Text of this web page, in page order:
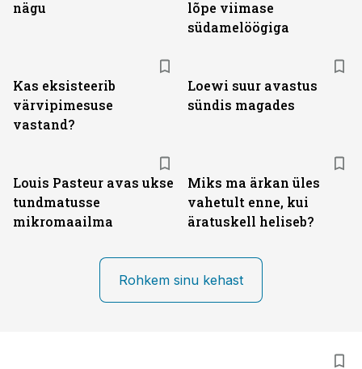
nägu
lõpe viimase
südamelöögiga
Kas eksisteerib
värvipimesuse
vastand?
Loewi suur avastus
sündis magades
Louis Pasteur avas ukse
tundmatusse
mikromaailma
Miks ma ärkan üles
vahetult enne, kui
äratuskell heliseb?
Rohkem sinu kehast